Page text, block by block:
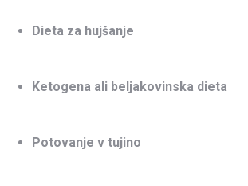
Dieta za hujšanje
Ketogena ali beljakovinska dieta
Potovanje v tujino